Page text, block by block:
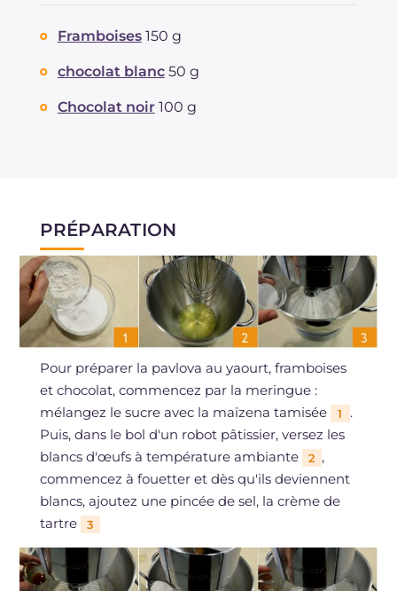
Framboises 150 g
chocolat blanc 50 g
Chocolat noir 100 g
PRÉPARATION
Pour préparer la pavlova au yaourt, framboises
et chocolat, commencez par la meringue :
mélangez le sucre avec la maïzena tamisée
1
.
Puis, dans le bol d'un robot pâtissier, versez les
blancs d'œufs à température ambiante
2 ,
commencez à fouetter et dès qu'ils deviennent
blancs, ajoutez une pincée de sel, la crème de
tartre
3